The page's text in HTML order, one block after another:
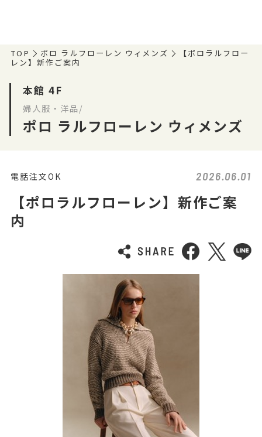
TOP ポロ ラルフローレン ウィメンズ
【ポロラルフロー
レン】新作ご案内
本館 4F
婦人服・洋品/
ポロ ラルフローレン ウィメンズ
電話注文OK 2026.06.01
【ポロラルフローレン】新作ご案
内